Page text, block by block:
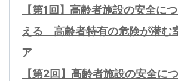
【第1回】高齢者施設の安全に
える 高齢者特有の危険が潜む
ア
【第2回】高齢者施設の安全に